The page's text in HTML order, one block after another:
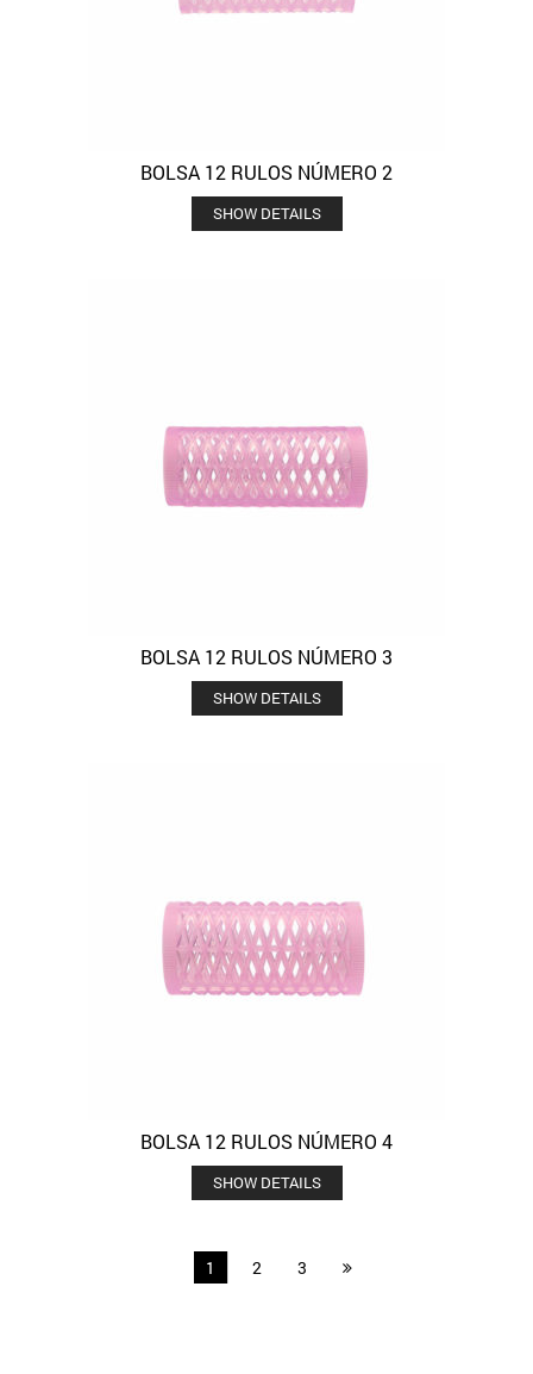
BOLSA 12 RULOS NÚMERO 2
SHOW DETAILS
BOLSA 12 RULOS NÚMERO 3
SHOW DETAILS
BOLSA 12 RULOS NÚMERO 4
SHOW DETAILS
1 2 3